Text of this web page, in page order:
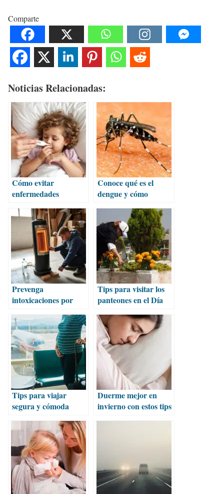
Comparte
Noticias Relacionadas:
Cómo evitar
enfermedades
temporada invernal
Conoce qué es el
dengue y cómo
Prevenga
intoxicaciones por
en temporada de frío
Tips para visitar los
panteones en el Día
Tips para viajar
segura y cómoda
Duerme mejor en
invierno con estos tips